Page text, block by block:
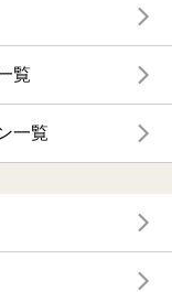
覧
一覧